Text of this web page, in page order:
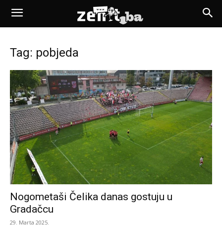
Tag: pobjeda
Nogometaši Čelika danas gostuju u
Gradačcu
29. Marta 2025.